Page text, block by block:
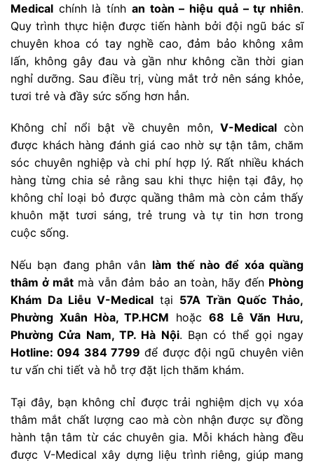
Medical chính là tính an toàn – hiệu quả – tự nhiên.
Quy trình thực hiện được tiến hành bởi đội ngũ bác sĩ
chuyên khoa có tay nghề cao, đảm bảo không xâm
lấn, không gây đau và gần như không cần thời gian
nghỉ dưỡng. Sau điều trị, vùng mắt trở nên sáng khỏe,
tươi trẻ và đầy sức sống hơn hẳn.
Không chỉ nổi bật về chuyên môn, V-Medicalcòn
được khách hàng đánh giá cao nhờ sự tận tâm, chăm
sóc chuyên nghiệp và chi phí hợp lý. Rất nhiều khách
hàng từng chia sẻ rằng sau khi thực hiện tại đây, họ
không chỉ loại bỏ được quầng thâm mà còn cảm thấy
khuôn mặt tươi sáng, trẻ trung và tự tin hơn trong
cuộc sống.
Nếu bạn đang phân vân làm thế nào để xóa quầng
thâm ở mắt mà vẫn đảm bảo an toàn, hãy đến Phòng
Khám Da Liễu V-Medical tại 57A Trần Quốc Thảo,
Phường Xuân Hòa, TP.HCM hoặc 68 Lê Văn Hưu,
Phường Cửa Nam, TP. Hà Nội. Bạn có thể gọi ngay
Hotline: 094 384 7799 để được đội ngũ chuyên viên
tư vấn chi tiết và hỗ trợ đặt lịch thăm khám.
Tại đây, bạn không chỉ được trải nghiệm dịch vụ xóa
thâm mắt chất lượng cao mà còn nhận được sự đồng
hành tận tâm từ các chuyên gia. Mỗi khách hàng đều
được V-Medical xây dựng liệu trình riêng, giúp mang